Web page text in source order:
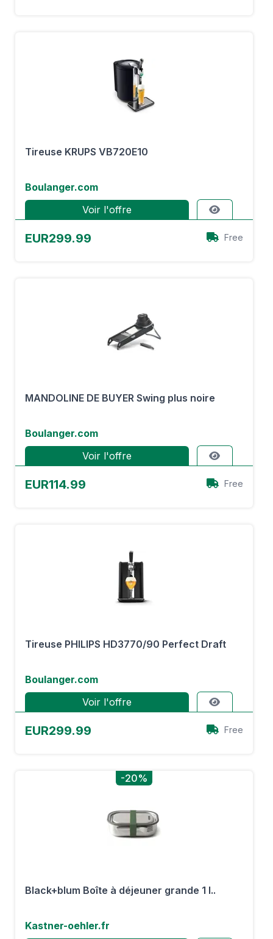
Tireuse KRUPS VB720E10
Boulanger.com
Voir l'offre
EUR299.99 Free
MANDOLINE DE BUYER Swing plus noire
Boulanger.com
Voir l'offre
EUR114.99 Free
Tireuse PHILIPS HD3770/90 Perfect Draft
Boulanger.com
Voir l'offre
EUR299.99 Free
-20%
Black+blum Boîte à déjeuner grande 1 l..
Kastner-oehler.fr